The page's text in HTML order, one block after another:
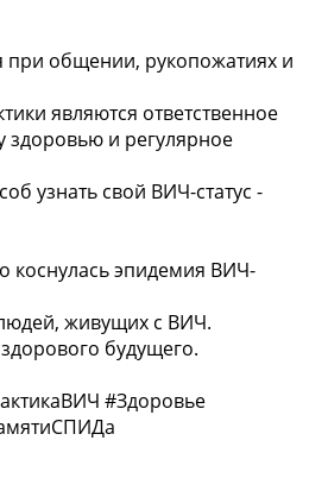
при общении, рукопожатиях и
являются ответственное
здоровью и регулярное
узнать свой ВИЧ-статус -
коснулась эпидемия ВИЧ-
живущих с ВИЧ.
будущего.
#Здоровье